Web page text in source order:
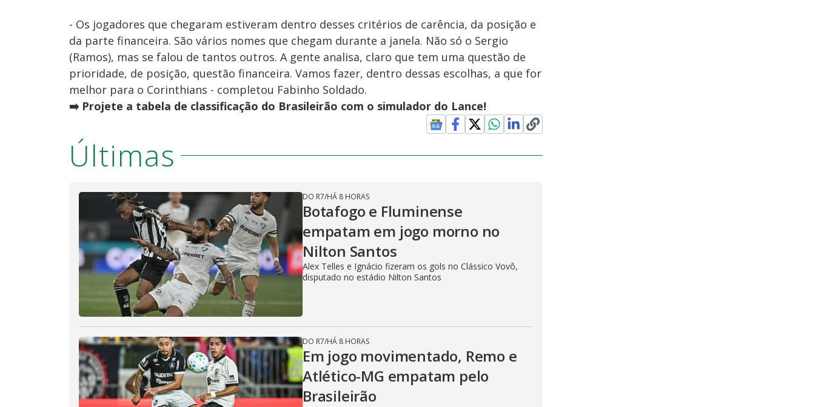
- Os jogadores que chegaram estiveram dentro desses critérios de carência, da posição e
da parte financeira. São vários nomes que chegam durante a janela. Não só o Sergio
(Ramos), mas se falou de tantos outros. A gente analisa, claro que tem uma questão de
prioridade, de posição, questão financeira. Vamos fazer, dentro dessas escolhas, a que for
melhor para o Corinthians - completou Fabinho Soldado.
➡️ Projete a tabela de classificação do Brasileirão com o simulador do Lance!
Últimas
DO R7/HÁ 8 HORAS
Botafogo e Fluminense
empatam em jogo morno no
Nilton Santos
Alex Telles e Ignácio fizeram os gols no Clássico Vovô,
disputado no estádio Nilton Santos
DO R7/HÁ 8 HORAS
Em jogo movimentado, Remo e
Atlético-MG empatam pelo
Brasileirão